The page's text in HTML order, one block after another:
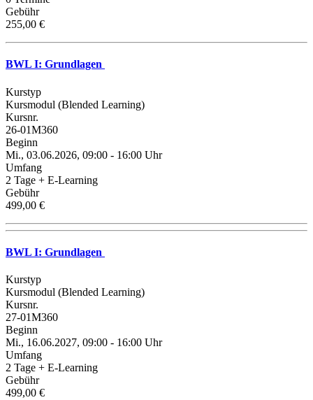
Gebühr
255,00 €
BWL I: Grundlagen
Kurstyp
Kursmodul (Blended Learning)
Kursnr.
26-01M360
Beginn
Mi., 03.06.2026, 09:00 - 16:00 Uhr
Umfang
2 Tage + E-Learning
Gebühr
499,00 €
BWL I: Grundlagen
Kurstyp
Kursmodul (Blended Learning)
Kursnr.
27-01M360
Beginn
Mi., 16.06.2027, 09:00 - 16:00 Uhr
Umfang
2 Tage + E-Learning
Gebühr
499,00 €